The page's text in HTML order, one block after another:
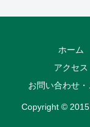
ホーム
アクセス
お問い合わせ・
Copyright ©